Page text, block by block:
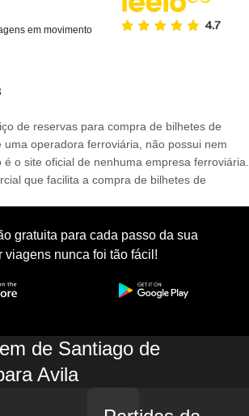
em movimento
de reservas para compra de bilhetes de
uma operadora ferroviária, não possui nem
o site oficial de nenhuma empresa ferroviária.
que facilita a compra de bilhetes de
gratuita para cada passo da sua
viagens nunca foi tão fácil!
de Santiago de
Avila